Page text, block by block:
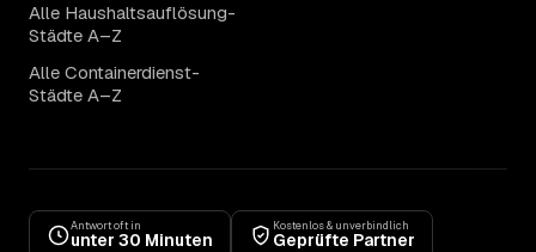
Alle Haushaltsauflösung-
Städte A–Z
Alle Containerdienst-
Städte A–Z
Antwort oft in
unter 30 Minuten
Kostenlos & unverbindlich
Geprüfte Partner